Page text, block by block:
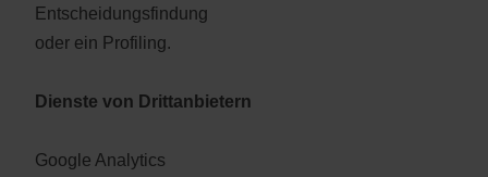
Entscheidungsfindung
oder ein Profiling.
Dienste von Drittanbietern
Google Analytics